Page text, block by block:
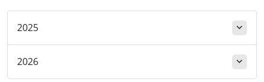
2025
2026